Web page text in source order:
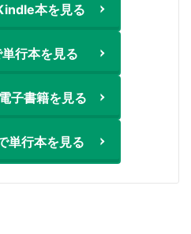
本を見る
行本を見る
子書籍を見る
単行本を見る